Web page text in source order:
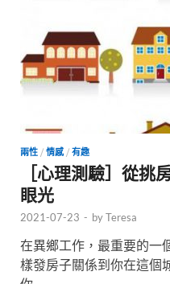
兩性 / 情感/ 有趣
［心理測驗］從挑
眼光
2021-07-23 - byTeresa
在異鄉工作，最重要的一
樣發房子關係到你在這個